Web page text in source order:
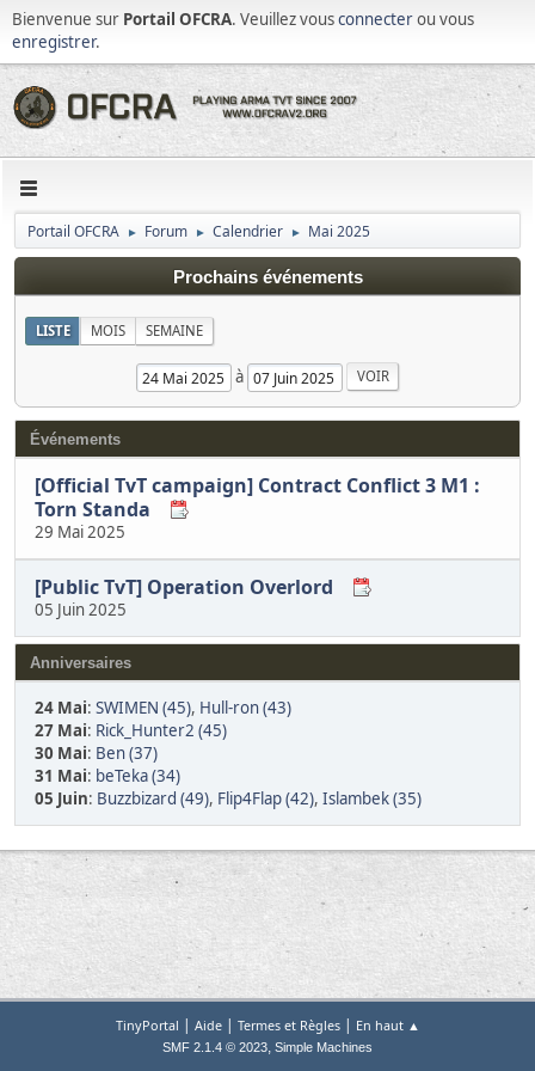
Bienvenue sur Portail OFCRA. Veuillez vousconnecterou vous
enregistrer.
Portail OFCRA ► Forum ► Calendrier ► Mai 2025
Prochains événements
LISTE MOIS SEMAINE
à
Événements
[Official TvT campaign] Contract Conflict 3 M1 :
Torn Standa
29 Mai 2025
[Public TvT] Operation Overlord
05 Juin 2025
Anniversaires
24 Mai: SWIMEN (45), Hull-ron (43)
27 Mai: Rick_Hunter2 (45)
30 Mai: Ben (37)
31 Mai: beTeka (34)
05 Juin: Buzzbizard (49), Flip4Flap (42), Islambek (35)
TinyPortal | Aide| Termes et Règles| En haut ▲
SMF 2.1.4 © 2023, Simple Machines